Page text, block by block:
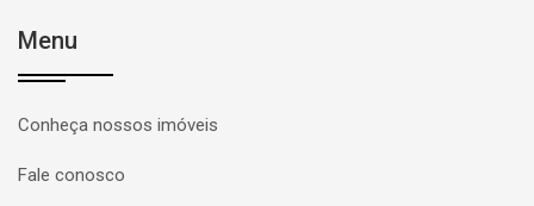
Menu
Conheça nossos imóveis
Fale conosco